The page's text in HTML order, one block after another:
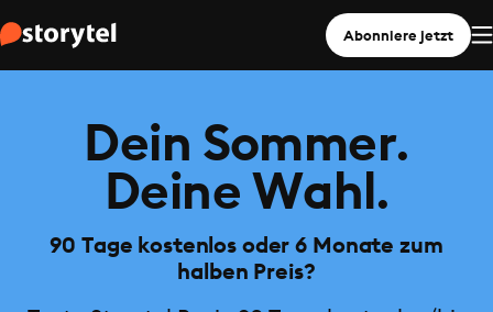
Abonniere jetzt
Dein Sommer.
Deine Wahl.
90 Tage kostenlos oder 6 Monate zum
halben Preis?